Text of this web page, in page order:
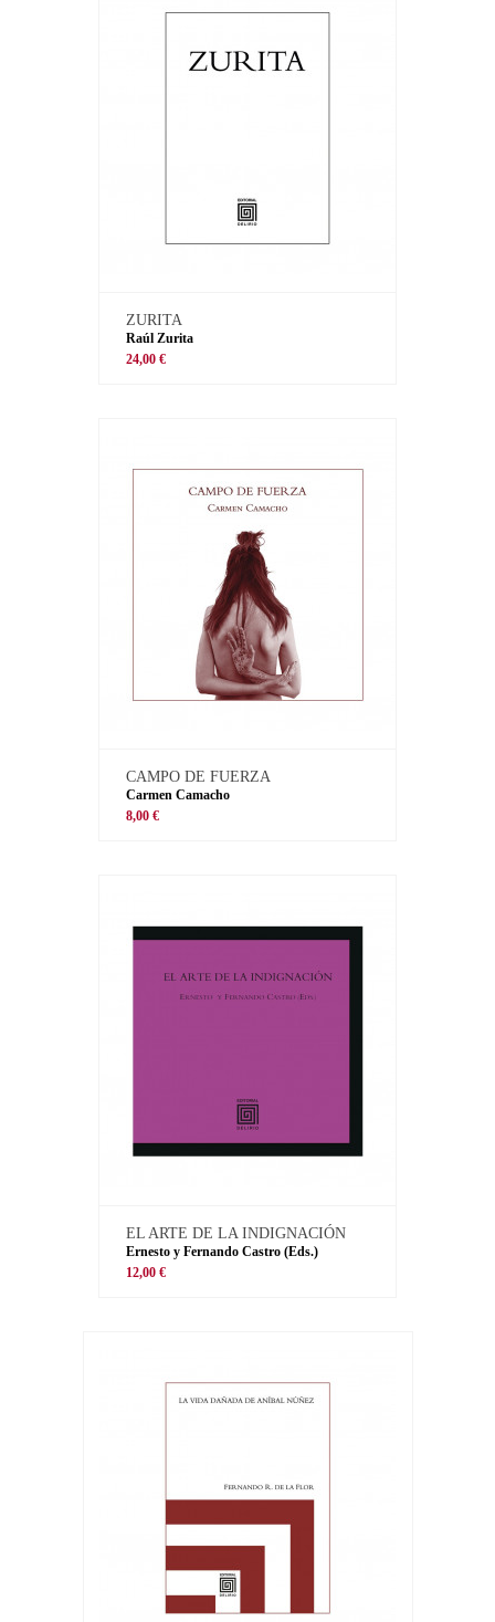
ZURITA
Raúl Zurita
24,00 €
CAMPO DE FUERZA
Carmen Camacho
8,00 €
EL ARTE DE LA INDIGNACIÓN
Ernesto y Fernando Castro (Eds.)
12,00 €